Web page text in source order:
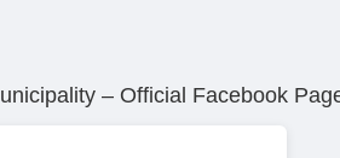
– Official Facebook